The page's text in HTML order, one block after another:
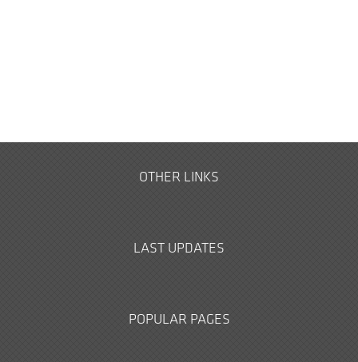
OTHER LINKS
LAST UPDATES
POPULAR PAGES